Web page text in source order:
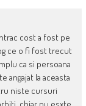
cost a fost pe
ce o fi fost trecut
ca si persoana
angajat la aceasta
niste cursuri